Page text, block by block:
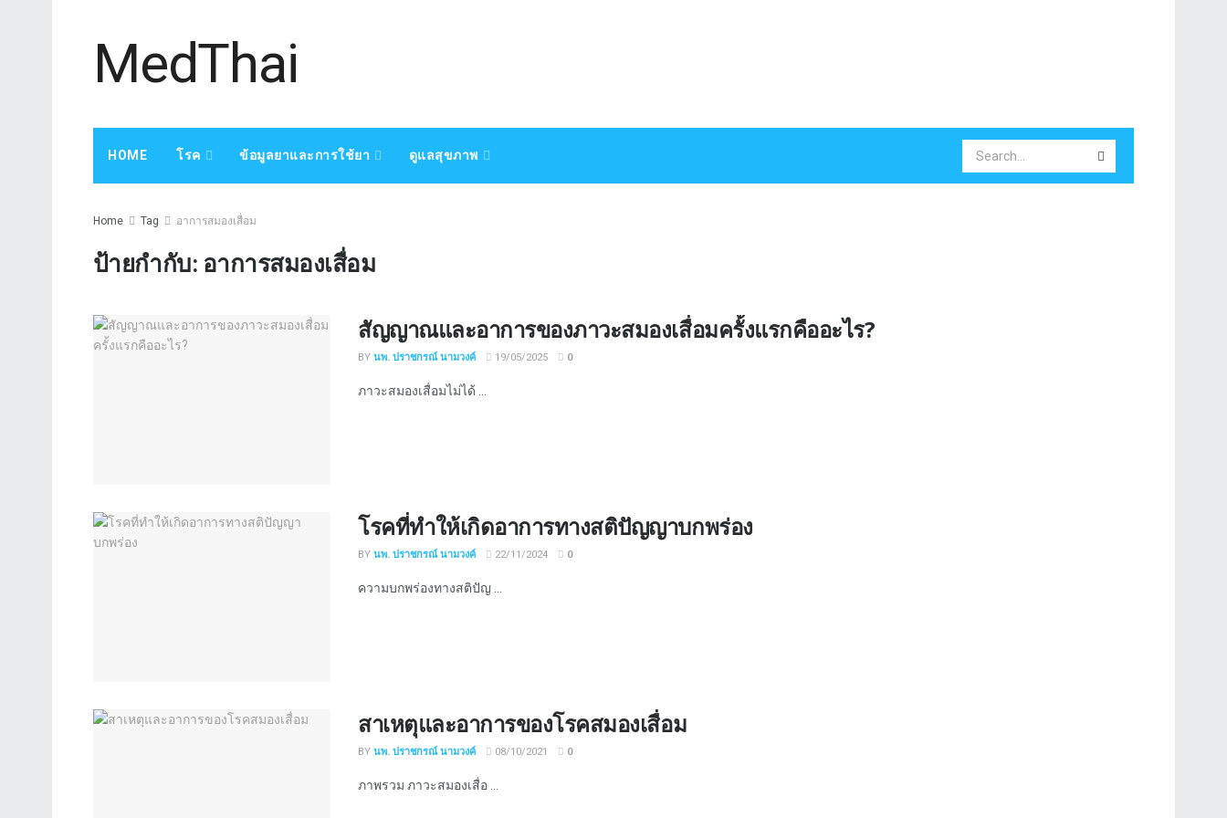
MedThai
HOME โรค ข้อมูลยาและการใช้ยา ดูแลสุขภาพ
Home Tag อาการสมองเสื่อม
ป้ายกำกับ: อาการสมองเสื่อม
สัญญาณและอาการของภาวะสมองเสื่อมครั้งแรกคืออะไร?
BY นพ. ปราชกรณ์ นามวงค์ 19/05/2025 0
ภาวะสมองเสื่อมไม่ได้ ...
โรคที่ทำให้เกิดอาการทางสติปัญญาบกพร่อง
BY นพ. ปราชกรณ์ นามวงค์ 22/11/2024 0
ความบกพร่องทางสติปัญ ...
สาเหตุและอาการของโรคสมองเสื่อม
BY นพ. ปราชกรณ์ นามวงค์ 08/10/2021 0
ภาพรวม ภาวะสมองเสื่อ ...